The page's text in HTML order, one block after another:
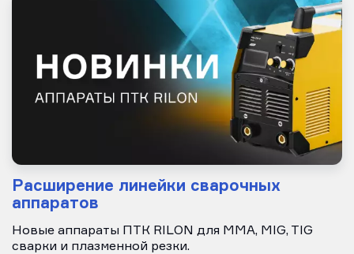
Расширение линейки сварочных
аппаратов
Новые аппараты ПТК RILON для MMA, MIG, TIG
сварки и плазменной резки.